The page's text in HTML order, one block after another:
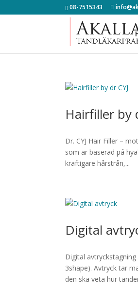
08-7515343
Hairfiller by
Dr. CYJ Hair Filler –
som är baserad på
kraftigare hårstrån,...
Digital
Digital
3shape). Avtryck tar
den ska veta hur